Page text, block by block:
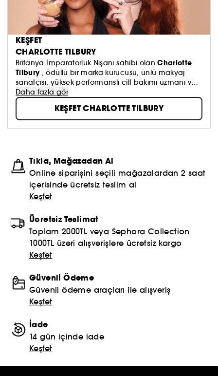
KEŞFET
CHARLOTTE TILBURY
Britanya İmparatorluk Nişanı sahibi olanCharlotte
Tilbury , ödüllü bir marka kurucusu, ünlü makyaj
sanatçısı, yüksek performanslı cilt bakımı uzmanı ve
yenilikçi bir parfüm yaratıcısıdır!
Daha fazla gör
KEŞFET CHARLOTTE TILBURY
Tıkla, Mağazadan Al
Online siparişini seçili mağazalardan 2 saat
içerisinde ücretsiz teslim al
Keşfet
Ücretsiz Teslimat
Toplam 2000TL veya Sephora Collection
1000TL üzeri alışverişlere ücretsiz kargo
Keşfet
Güvenli Ödeme
Güvenli ödeme araçları ile alışveriş
Keşfet
İade
14 gün içinde iade
Keşfet